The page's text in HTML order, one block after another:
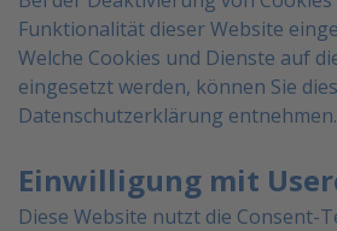
Funktionalität dieser Website
Welche Cookies und Dienste auf
eingesetzt werden, können Sie
Datenschutzerklärung entnehmen.
Einwilligung mit
Diese Website nutzt die Consent-